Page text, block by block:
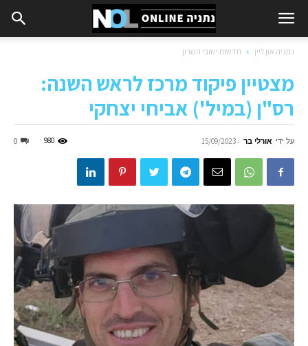
נתניה און ליין חדשות ישובי השרון
מצטיין פיקוד מרכז לראש השנה:
רס"ן (במיל') אביחי יצחקי
על ידי אורלי בר -
15/09/2023
0 980